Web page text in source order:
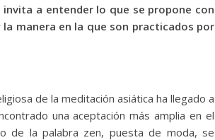
invita a entender lo que se propone con
manera en la que son practicados por
de la meditación asiática ha llegado a
una aceptación más amplia en el
de la palabra zen, puesta de moda, se